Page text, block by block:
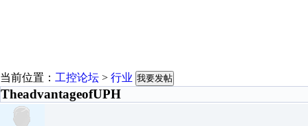
当前位置： 工控论坛 > 行业 我要发帖
TheadvantageofUPH